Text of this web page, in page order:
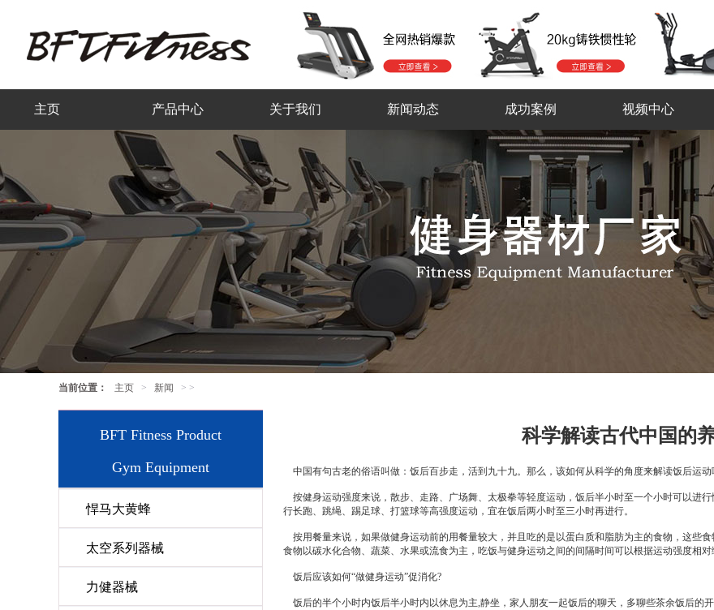
主页 产品中心 关于我们 新闻动态 成功案例 视频中心
当前位置： 主页 > 新闻 > >
BFT Fitness Product
Gym Equipment
悍马大黄蜂
太空系列器械
力健器械
科学解读古代中国的
中国有句古老的俗语叫做：饭后百步走，活到九十九。那么，该如何从科学的角度来解读饭后运动
按健身运动强度来说，散步、走路、广场舞、太极拳等轻度运动，饭后半小时至一个小时可以进
行长跑、跳绳、踢足球、打篮球等高强度运动，宜在饭后两小时至三小时再进行。
按用餐量来说，如果做健身运动前的用餐量较大，并且吃的是以蛋白质和脂肪为主的食物，这些
食物以碳水化合物、蔬菜、水果或流食为主，吃饭与健身运动之间的间隔时间可以根据运动强度相对
饭后应该如何“做健身运动”促消化?
饭后的半个小时内饭后半小时内以休息为主,静坐，家人朋友一起饭后的聊天，多聊些茶余饭后的